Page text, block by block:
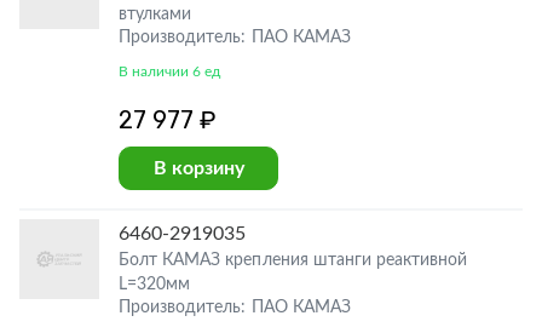
втулками
Производитель: ПАО КАМАЗ
В наличии 6 ед
27 977 ₽
В корзину
6460-2919035
Болт КАМАЗ крепления штанги реактивной
L=320мм
Производитель: ПАО КАМАЗ